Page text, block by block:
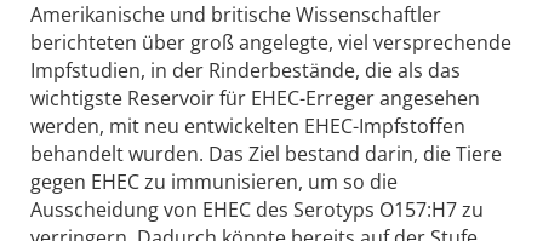
Amerikanische und britische Wissenschaftler
berichteten über groß angelegte, viel versprechende
Impfstudien, in der Rinderbestände, die als das
wichtigste Reservoir für EHEC-Erreger angesehen
werden, mit neu entwickelten EHEC-Impfstoffen
behandelt wurden. Das Ziel bestand darin, die Tiere
gegen EHEC zu immunisieren, um so die
Ausscheidung von EHEC des Serotyps O157:H7 zu